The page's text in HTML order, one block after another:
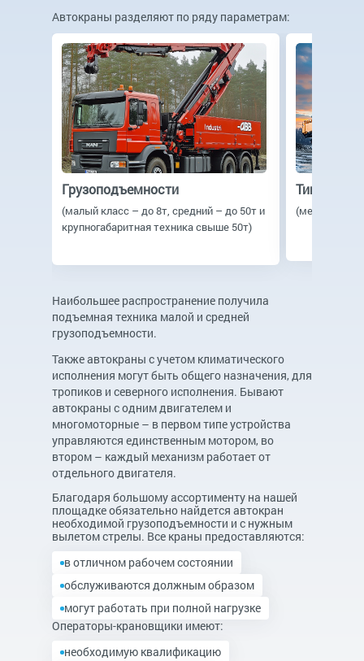
Автокраны разделяют по ряду параметрам:
Грузоподъемности
(малый класс – до 8т, средний – до 50т и
крупногабаритная техника свыше 50т)
Типу
(механика,
Наибольшее распространение получила
подъемная техника малой и средней
грузоподъемности.
Также автокраны с учетом климатического
исполнения могут быть общего назначения, для
тропиков и северного исполнения. Бывают
автокраны с одним двигателем и
многомоторные – в первом типе устройства
управляются единственным мотором, во
втором – каждый механизм работает от
отдельного двигателя.
Благодаря большому ассортименту на нашей
площадке обязательно найдется автокран
необходимой грузоподъемности и с нужным
вылетом стрелы. Все краны предоставляются:
в отличном рабочем состоянии
обслуживаются должным образом
могут работать при полной нагрузке
Операторы-крановщики имеют:
необходимую квалификацию